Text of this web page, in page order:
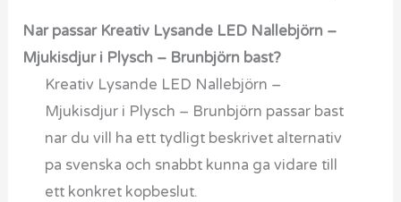
Nar passar Kreativ Lysande LED Nallebjörn –
Mjukisdjur i Plysch – Brunbjörn bast?
Kreativ Lysande LED Nallebjörn –
Mjukisdjur i Plysch – Brunbjörn passar bast
nar du vill ha ett tydligt beskrivet alternativ
pa svenska och snabbt kunna ga vidare till
ett konkret kopbeslut.